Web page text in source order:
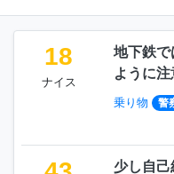
18
ナイス
地下鉄で
ように注
乗り物 警
少し自己